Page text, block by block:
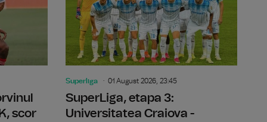
scor
Superliga 01 August 2026, 23:45
SuperLiga, etapa 3:
Universitatea Craiova -